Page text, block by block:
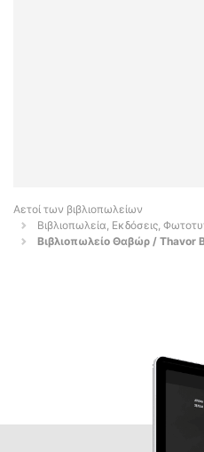
Αετοί των βιβλιοπωλείων
Βιβλιοπωλεία, Εκδόσεις,
Βιβλιοπωλείο Θαβώρ / Thavor